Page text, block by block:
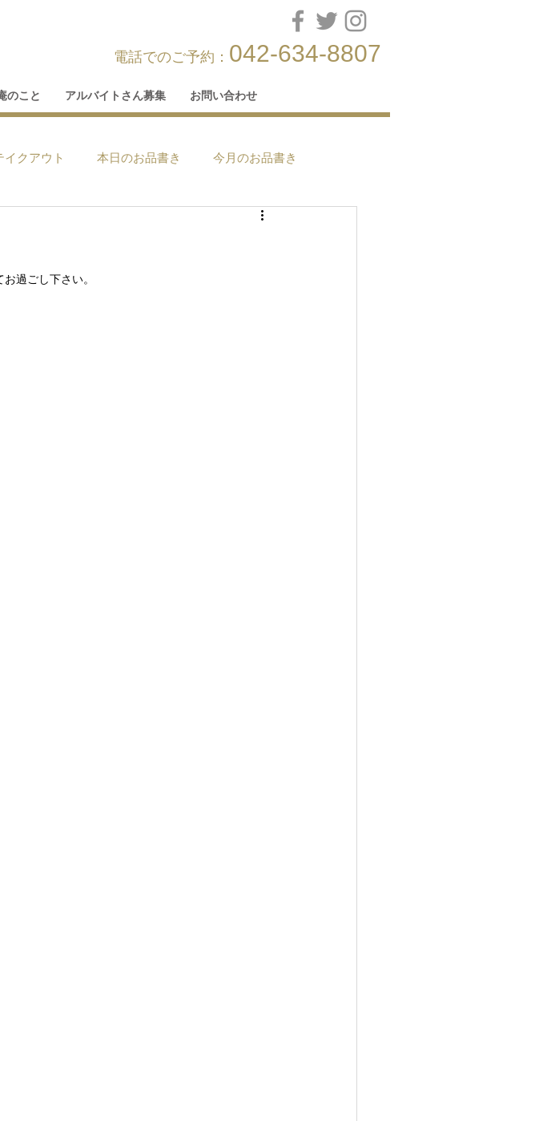
電話でのご予約： 042-634-8807
のこと アルバイトさん募集 お問い合わせ
イクアウト 本日のお品書き 今月のお品書き
過ごし下さい。